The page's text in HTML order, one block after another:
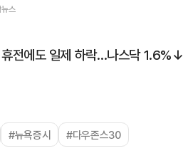
스
전에도 일제 하락…나스닥 1.6%↓
#뉴욕증시 #다우존스30